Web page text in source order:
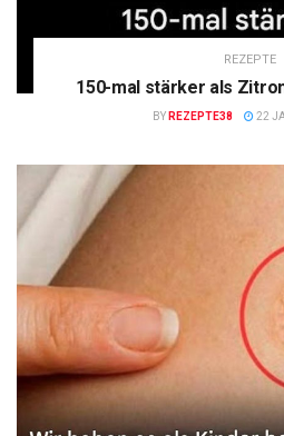
REZEPTE
150-mal stärker als
BY REZEPTE38 22